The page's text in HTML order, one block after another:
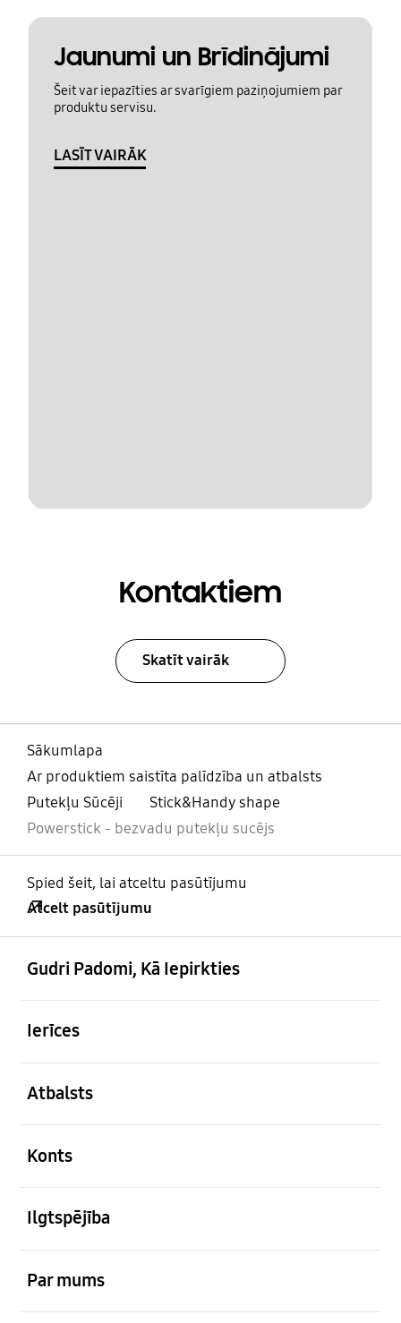
Jaunumi un Brīdinājumi
Šeit var iepazīties ar svarīgiem paziņojumiem par
produktu servisu.
LASĪT VAIRĀK
Kontaktiem
Skatīt vairāk
Sākumlapa
Ar produktiem saistīta palīdzība un atbalsts
Putekļu Sūcēji
Stick&Handy shape
Powerstick - bezvadu putekļu sucējs
Spied šeit, lai atceltu pasūtījumu
Atcelt pasūtījumu
Gudri Padomi, Kā Iepirkties
Ierīces
Atbalsts
Konts
Ilgtspējība
Par mums